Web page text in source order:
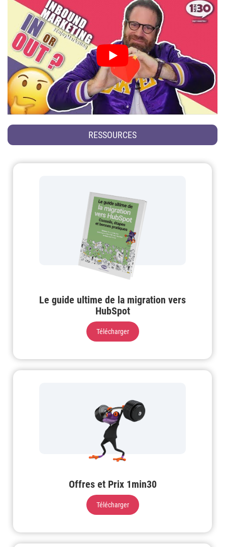
RESSOURCES
Le guide ultime de la migration vers
HubSpot
Télécharger
Offres et Prix 1min30
Télécharger